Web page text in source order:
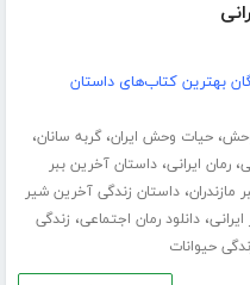
بهترین کتاب‌های داستان
،حیات وحش ایران،گربه سانان،
،رمان ایرانی،داستان آخرین ببر
مازندران،داستان زندگی آخرین شیر
،دانلود رمان اجتماعی، زندگی
حیوانات